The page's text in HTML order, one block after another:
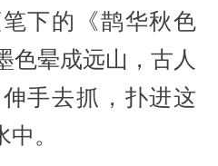
下的《鹊华秋色
色晕成远山，古人
手去抓，扑进这
。